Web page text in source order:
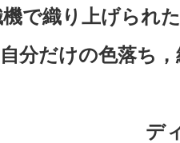
で織り上げられ
分だけの色落ち
デ